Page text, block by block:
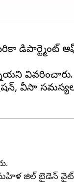
డిపార్ట్మెంట్
వివరించారు.
వీసా
మహిళ జిల్ బైడెన్